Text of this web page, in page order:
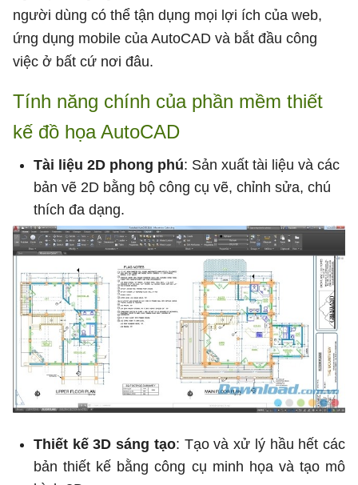
người dùng có thể tận dụng mọi lợi ích của web,
ứng dụng mobile của AutoCAD và bắt đầu công
việc ở bất cứ nơi đâu.
Tính năng chính của phần mềm thiết
kế đồ họa AutoCAD
Tài liệu 2D phong phú: Sản xuất tài liệu và các
bản vẽ 2D bằng bộ công cụ vẽ, chỉnh sửa, chú
thích đa dạng.
Thiết kế 3D sáng tạo: Tạo và xử lý hầu hết các
bản thiết kế bằng công cụ minh họa và tạo mô